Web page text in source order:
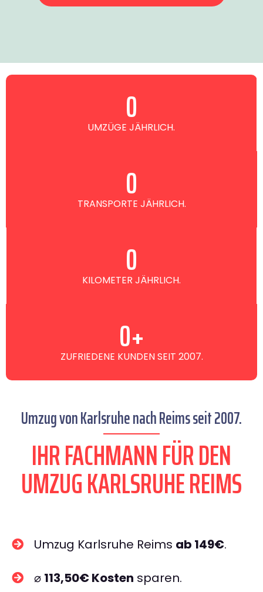
UMZÜGE JÄHRLICH.
0
TRANSPORTE JÄHRLICH.
0
KILOMETER JÄHRLICH.
0
ZUFRIEDENE KUNDEN SEIT 2007.
0+
Umzug von Karlsruhe nach Reims seit 2007.
IHR FACHMANN FÜR DEN
UMZUG KARLSRUHE REIMS
Umzug Karlsruhe Reims ab 149€.
⌀ 113,50€ Kosten sparen.